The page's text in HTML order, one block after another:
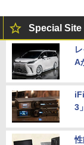
Special Site
A
3